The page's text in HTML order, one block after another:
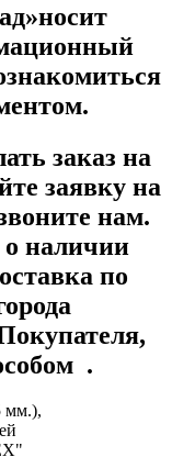
заказ на
заявку на
нам.
наличии
по
.
мм.),